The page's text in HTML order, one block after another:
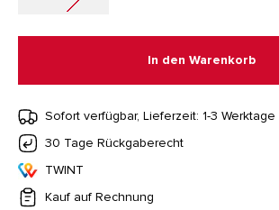
In den Warenkorb
Sofort verfügbar, Lieferzeit: 1-3 Werktage
30 Tage Rückgaberecht
TWINT
Kauf auf Rechnung